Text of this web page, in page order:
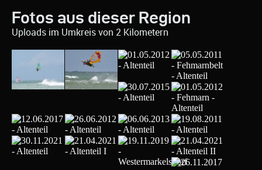
Fotos aus dieser Region
Uploads im Umkreis von 2 Kilometern